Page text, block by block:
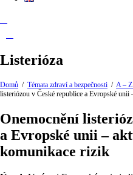
Listerióza
Domů / Témata zdraví a bezpečnosti / A –
listeriózou v České republice a Evropské unii
Onemocnění
a Evropské unii –
komunikace rizik